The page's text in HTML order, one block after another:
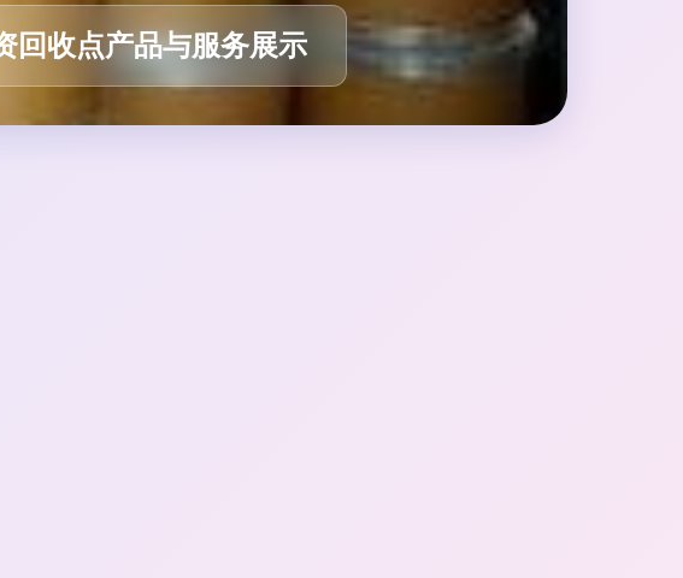
收点产品与服务展示